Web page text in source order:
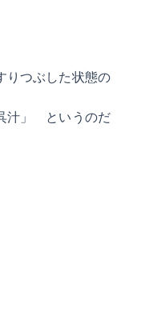
りつぶした状態の
汁」
というのだ